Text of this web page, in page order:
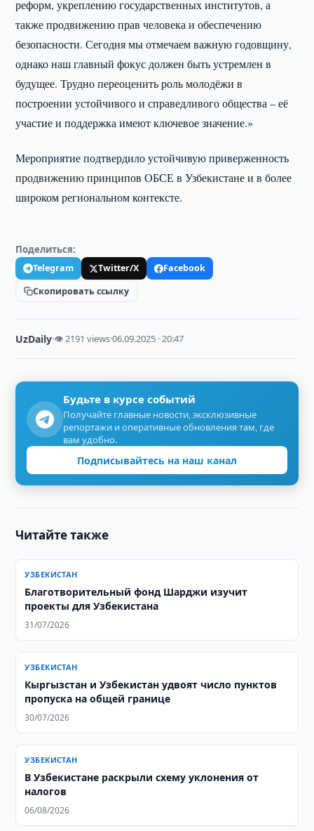
реформ, укреплению государственных институтов, а
также продвижению прав человека и обеспечению
безопасности. Сегодня мы отмечаем важную годовщину,
однако наш главный фокус должен быть устремлен в
будущее. Трудно переоценить роль молодёжи в
построении устойчивого и справедливого общества – её
участие и поддержка имеют ключевое значение.»
Мероприятие подтвердило устойчивую приверженность
продвижению принципов ОБСЕ в Узбекистане и в более
широком региональном контексте.
Поделиться:
Telegram Twitter/X
Facebook
Скопировать ссылку
UzDaily·👁 2191 views·06.09.2025 · 20:47
Будьте в курсе событий
Получайте главные новости, эксклюзивные
репортажи и оперативные обновления там, где
вам удобно.
Подписывайтесь на наш канал
Читайте также
УЗБЕКИСТАН
Благотворительный фонд Шарджи изучит
проекты для Узбекистана
31/07/2026
УЗБЕКИСТАН
Кыргызстан и Узбекистан удвоят число пунктов
пропуска на общей границе
30/07/2026
УЗБЕКИСТАН
В Узбекистане раскрыли схему уклонения от
налогов
06/08/2026